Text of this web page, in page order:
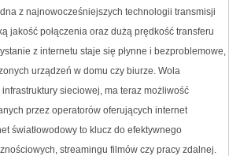
z najnowocześniejszych technologii transmisji
jakość połączenia oraz dużą prędkość transferu
z internetu staje się płynne i bezproblemowe,
urządzeń w domu czy biurze. Wola
sieciowej, ma teraz możliwość
przez operatorów oferujących internet
światłowodowy to klucz do efektywnego
streamingu filmów czy pracy zdalnej.